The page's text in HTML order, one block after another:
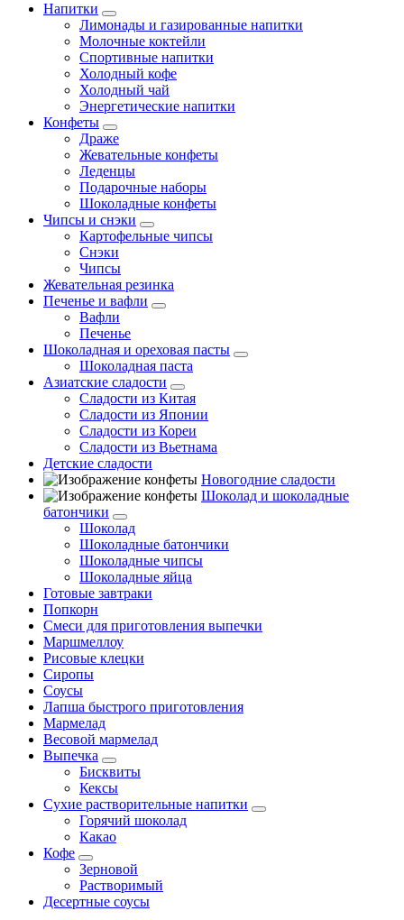
Напитки
Лимонады и газированные напитки
Молочные коктейли
Спортивные напитки
Холодный кофе
Холодный чай
Энергетические напитки
Конфеты
Драже
Жевательные конфеты
Леденцы
Подарочные наборы
Шоколадные конфеты
Чипсы и снэки
Картофельные чипсы
Снэки
Чипсы
Жевательная резинка
Печенье и вафли
Вафли
Печенье
Шоколадная и ореховая пасты
Шоколадная паста
Азиатские сладости
Сладости из Китая
Сладости из Японии
Сладости из Кореи
Сладости из Вьетнама
Детские сладости
Новогодние сладости
Шоколад и шоколадные
батончики
Шоколад
Шоколадные батончики
Шоколадные чипсы
Шоколадные яйца
Готовые завтраки
Попкорн
Смеси для приготовления выпечки
Маршмеллоу
Рисовые клецки
Сиропы
Соусы
Лапша быстрого приготовления
Мармелад
Весовой мармелад
Выпечка
Бисквиты
Кексы
Сухие растворительные напитки
Горячий шоколад
Какао
Кофе
Зерновой
Растворимый
Десертные соусы